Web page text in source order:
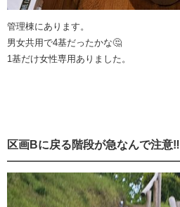
管理棟にあります。
男女共用で4基だったかな🤔
1基だけ女性専用ありました。
区画Bに戻る階段が急なんで注意‼️